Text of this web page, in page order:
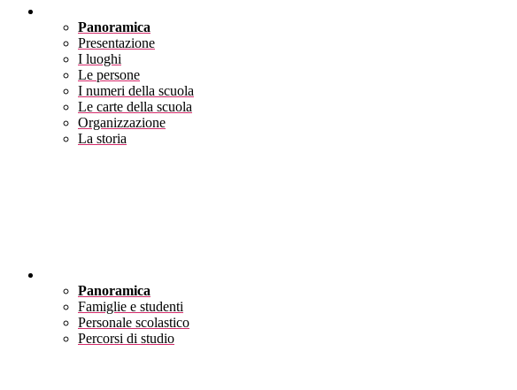
Panoramica
Presentazione
I luoghi
Le persone
I numeri della scuola
Le carte della scuola
Organizzazione
La storia
Panoramica
Famiglie e studenti
Personale scolastico
Percorsi di studio